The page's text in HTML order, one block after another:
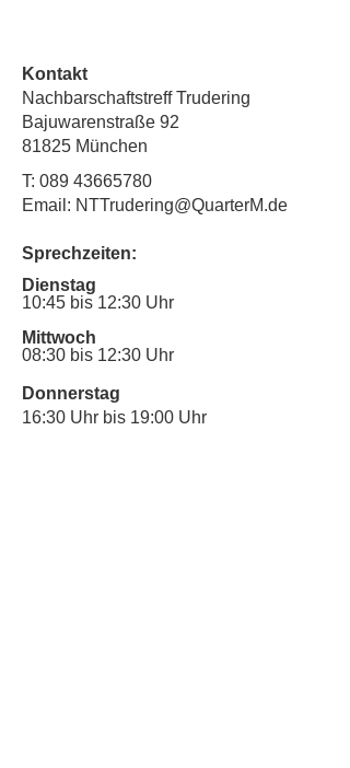
Kontakt
Nachbarschaftstreff Trudering
Bajuwarenstraße 92
81825 München
T: 089 43665780
Email: NTTrudering@QuarterM.de
Sprechzeiten:
Dienstag
10:45 bis 12:30 Uhr
Mittwoch
08:30 bis 12:30 Uhr
Donnerstag
16:30 Uhr bis 19:00 Uhr